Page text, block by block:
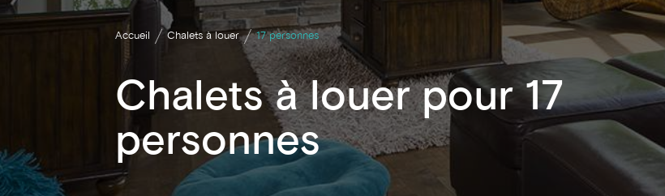
Accueil Chalets à louer 17 personnes
Chalets à louer pour 17
personnes